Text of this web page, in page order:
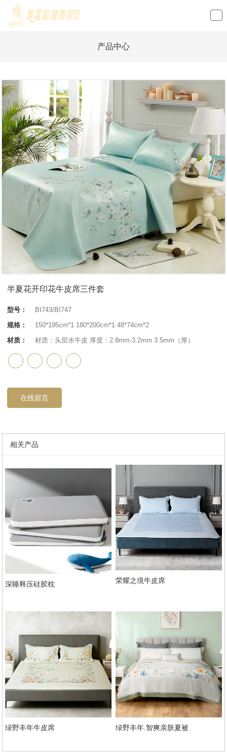
loading
产品中心
半夏花开印花牛皮席三件套
型号：
BI743/BI747
规格：
150*195cm*1 180*200cm*1 48*74cm*2
材质：
材质：头层水牛皮 厚度：2.8mm-3.2mm 3.5mm（厚）
在线留言
相关产品
深睡释压硅胶枕 荣耀之境牛皮席
绿野丰年牛皮席 绿野丰年.智爽亲肤夏被